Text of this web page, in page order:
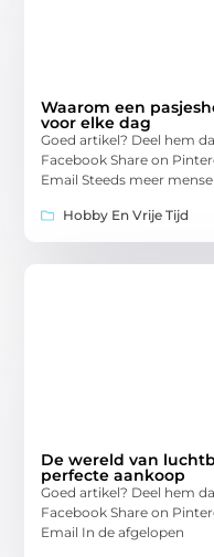
Waarom een
voor elke dag
Goed artikel? Deel hem
Facebook Share on
Email Steeds meer
Hobby En Vrije Tijd
De wereld van
perfecte aankoop
Goed artikel? Deel hem
Facebook Share on
Email In de afgelopen